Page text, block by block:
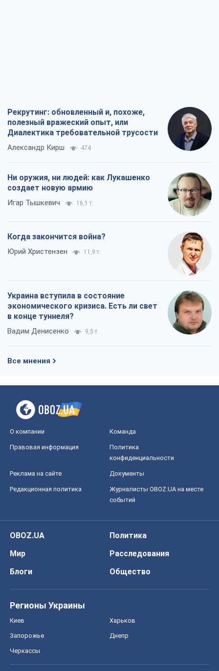
Рекрутинг: обновленный и, похоже,
полезный вражеский опыт, или
Диалектика требовательной трусости
Александр Кирш 474
Ни оружия, ни людей: как Лукашенко
создает новую армию
Игар Тышкевич 16,1 т.
Когда закончится война?
Юрий Христензен 11,9 т.
Украина вступила в состояние
экономического кризиса. Есть ли свет
в конце туннеля?
Вадим Денисенко 9,5 т.
Все мнения
О компании Команда
Правовая информация
Политика
конфиденциальности
Реклама на сайте Документы
Редакционная политика
Журналисты OBOZ.UA на месте
событий
OBOZ.UA
Политика
Мир
Расследования
Блоги
Общество
Регионы Украины
Киев Харьков
Запорожье Днепр
Черкассы